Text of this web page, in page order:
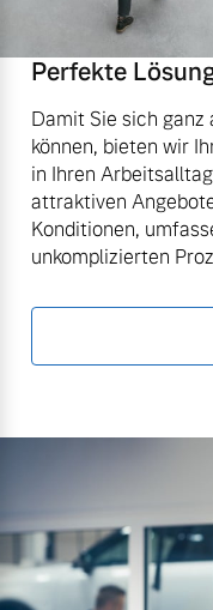
Perfekte
Damit Sie sich
können, bieten wir
in Ihren
attraktiven
Konditionen,
unkomplizierten